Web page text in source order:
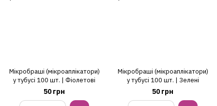
Мікробраші (мікроаплікатори)
у тубусі 100 шт. | Фіолетові
50 грн
Мікробраші (мікроаплікатори)
у тубусі 100 шт. | Зелені
50 грн